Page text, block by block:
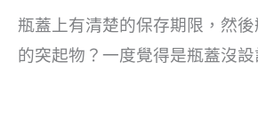
瓶蓋上有清楚的保存期限，然
的突起物？一度覺得是瓶蓋沒設